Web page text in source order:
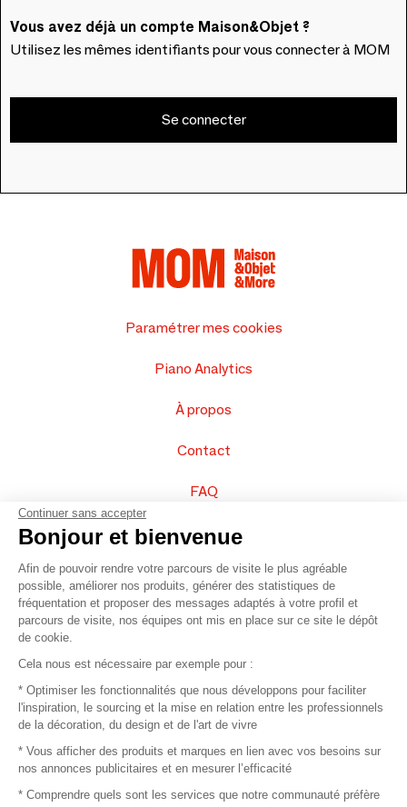
Vous avez déjà un compte Maison&Objet ?
Utilisez les mêmes identifiants pour vous connecter à MOM
Se connecter
Paramétrer mes cookies
Piano Analytics
À propos
Contact
FAQ
Vendez vos produits
Plan du site
© 2016 –Organisation SAFI
Recrutement
Continuer sans accepter
Bonjour et bienvenue
Afin de pouvoir rendre votre parcours de visite le plus agréable
possible, améliorer nos produits, générer des statistiques de
fréquentation et proposer des messages adaptés à votre profil et
parcours de visite, nos équipes ont mis en place sur ce site le dépôt
de cookie.
Cela nous est nécessaire par exemple pour :
* Optimiser les fonctionnalités que nous développons pour faciliter
l'inspiration, le sourcing et la mise en relation entre les professionnels
de la décoration, du design et de l'art de vivre
* Vous afficher des produits et marques en lien avec vos besoins sur
nos annonces publicitaires et en mesurer l’efficacité
* Comprendre quels sont les services que notre communauté préfère